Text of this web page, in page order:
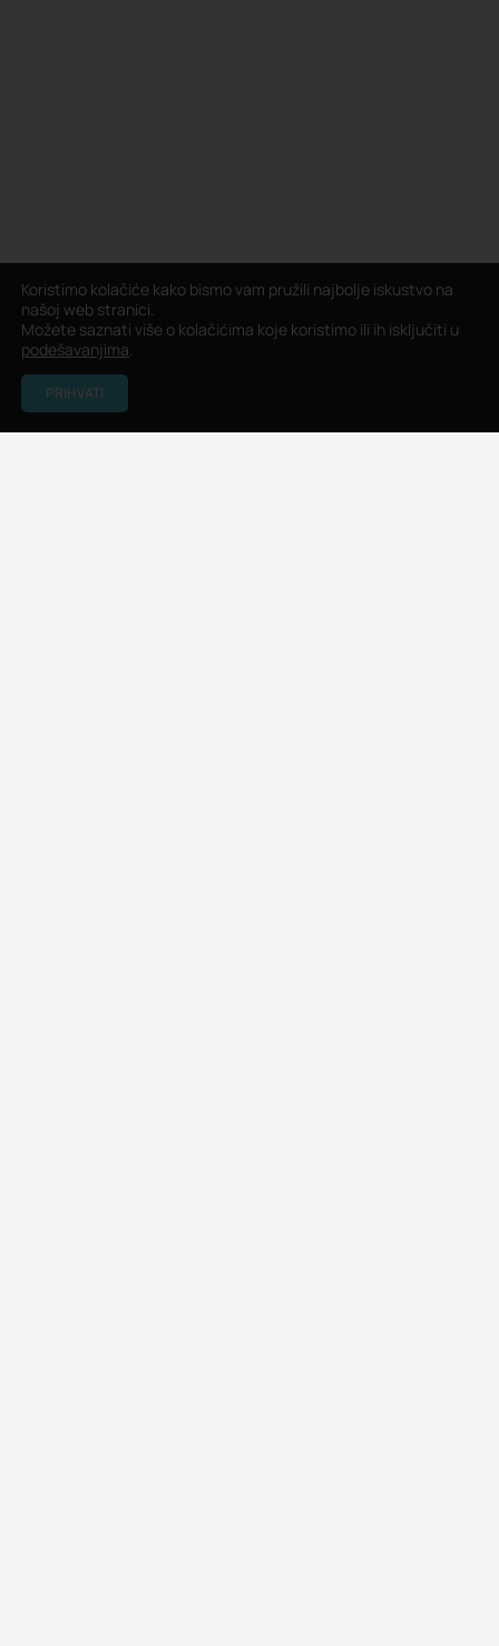
Koristimo kolačiće kako bismo vam pružili najbolje iskustvo na
našoj web stranici.
Možete saznati više o kolačićima koje koristimo ili ih isključiti u
podešavanjima.
PRIHVATI